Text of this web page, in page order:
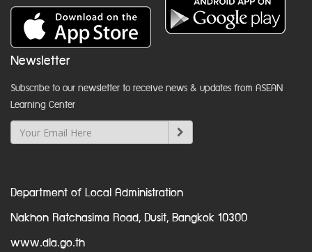
Newsletter
Subscribe to our newsletter to receive news & updates from ASEAN
Learning Center
Department of Local Administration
Nakhon Ratchasima Road, Dusit, Bangkok 10300
www.dla.go.th